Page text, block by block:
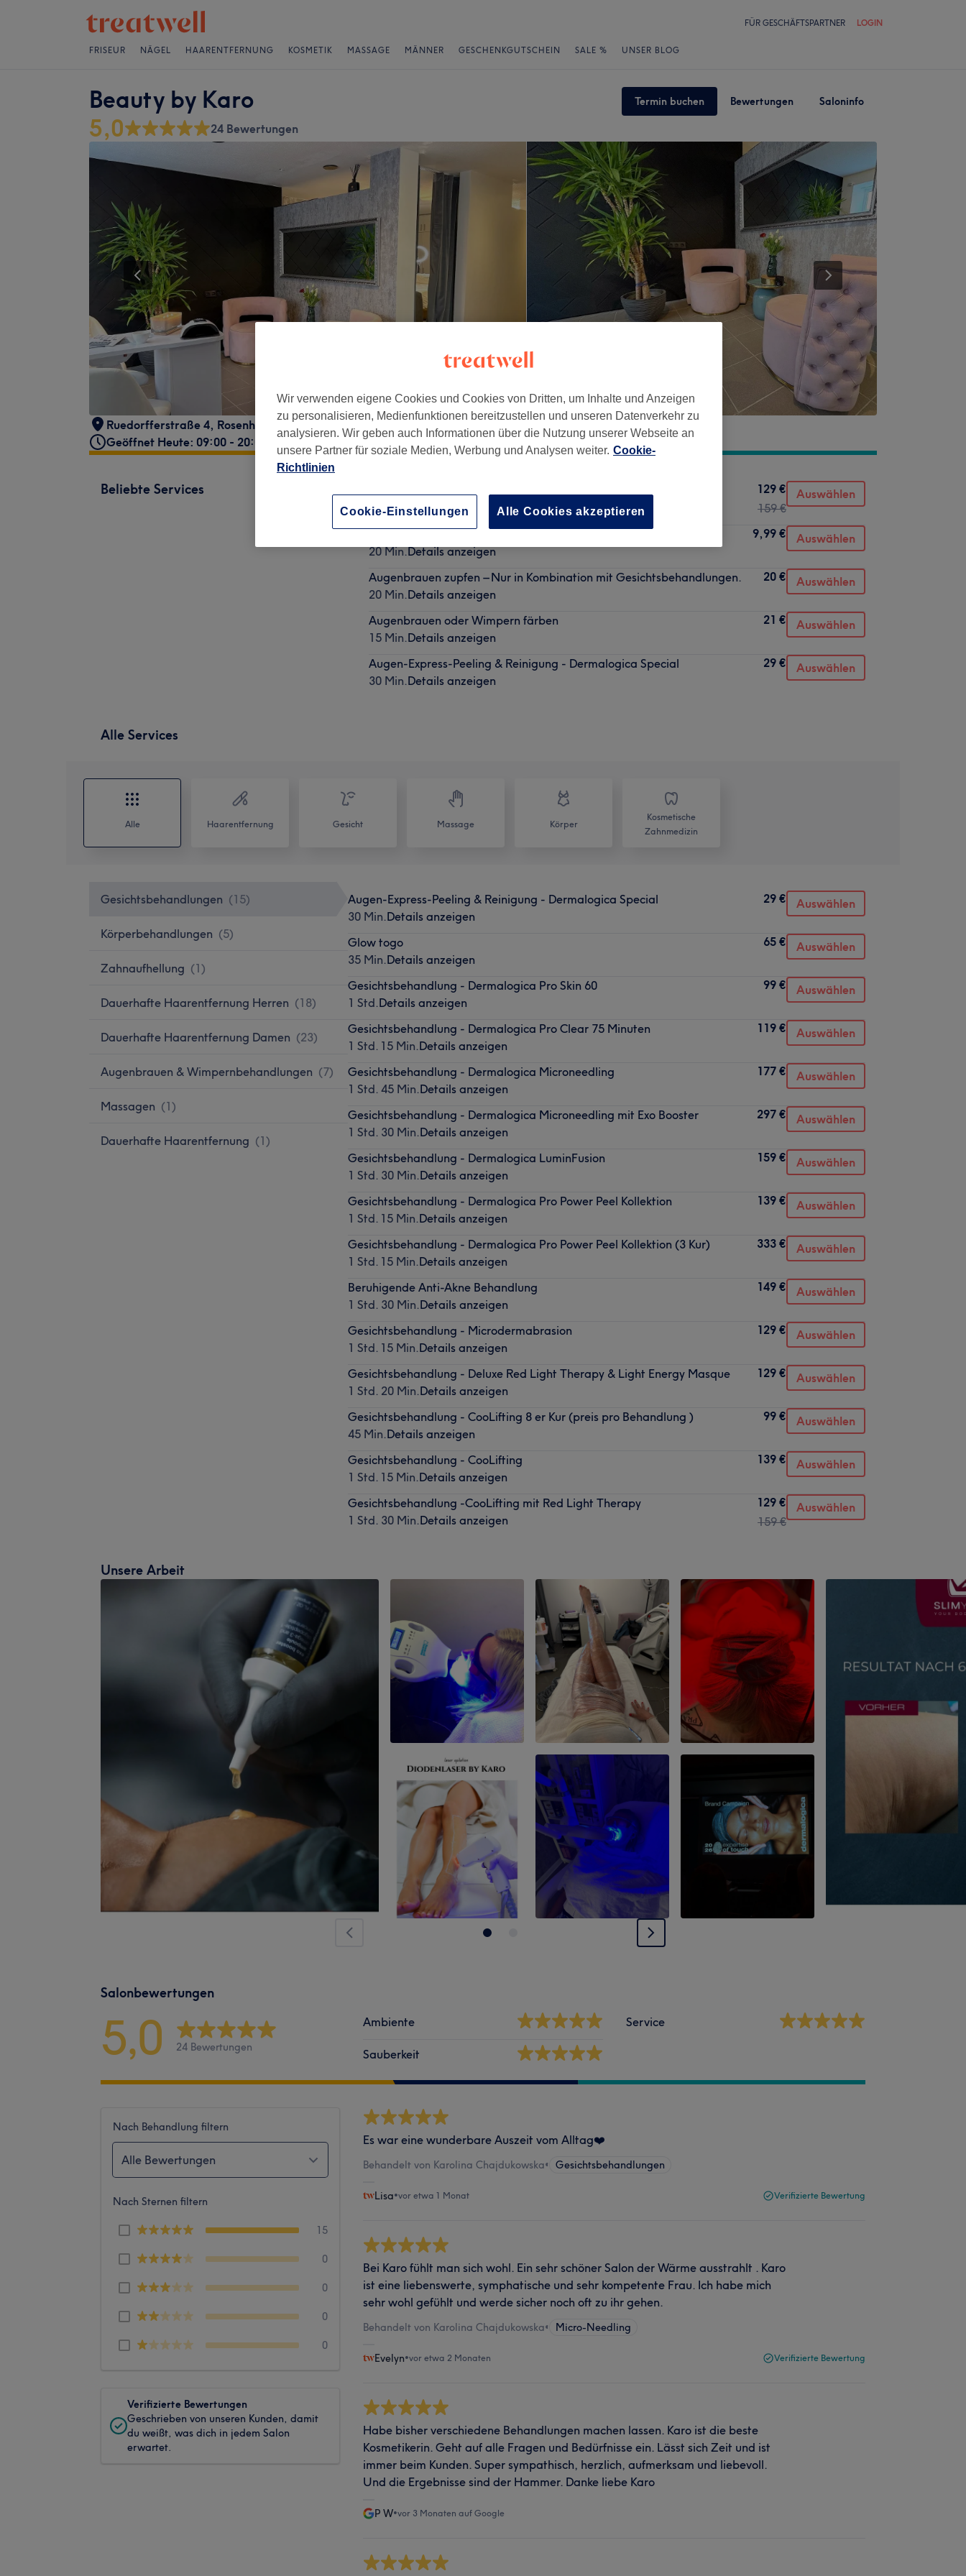
FÜR GESCHÄFTSPARTNER LOGIN
FRISEUR NÄGEL HAARENTFERNUNG KOSMETIK MASSAGE MÄNNER GESCHENKGUTSCHEIN SALE % UNSER BLOG
Beauty by Karo Termin buchen Bewertungen Saloninfo
5,0 24 Bewertungen
Ruedorfferstraße 4, Rosenheim , Germany, 83022
Geöffnet Heute: 09:00 - 20:00
Beliebte Services
1 Std. 30 Min.Details anzeigen
129 €
159 €
Auswählen
Beratung
20 Min.Details anzeigen
9,99 € Auswählen
Augenbrauen zupfen – Nur in Kombination mit Gesichtsbehandlungen.
20 Min.Details anzeigen
20 € Auswählen
Augenbrauen oder Wimpern färben
15 Min.Details anzeigen
21 € Auswählen
Augen-Express-Peeling & Reinigung - Dermalogica Special
30 Min.Details anzeigen
29 € Auswählen
Alle Services
Alle Haarentfernung Gesicht Massage Körper
Kosmetische
Zahnmedizin
Gesichtsbehandlungen (15)
Körperbehandlungen (5)
Zahnaufhellung (1)
Dauerhafte Haarentfernung Herren (18)
Dauerhafte Haarentfernung Damen (23)
Augenbrauen & Wimpernbehandlungen (7)
Massagen (1)
Dauerhafte Haarentfernung (1)
Augen-Express-Peeling & Reinigung - Dermalogica Special
30 Min.Details anzeigen
29 € Auswählen
Glow togo
35 Min.Details anzeigen
65 € Auswählen
Gesichtsbehandlung - Dermalogica Pro Skin 60
1 Std.Details anzeigen
99 € Auswählen
Gesichtsbehandlung - Dermalogica Pro Clear 75 Minuten
1 Std. 15 Min.Details anzeigen
119 € Auswählen
Gesichtsbehandlung - Dermalogica Microneedling
1 Std. 45 Min.Details anzeigen
177 € Auswählen
Gesichtsbehandlung - Dermalogica Microneedling mit Exo Booster
1 Std. 30 Min.Details anzeigen
297 € Auswählen
Gesichtsbehandlung - Dermalogica LuminFusion
1 Std. 30 Min.Details anzeigen
159 € Auswählen
Gesichtsbehandlung - Dermalogica Pro Power Peel Kollektion
1 Std. 15 Min.Details anzeigen
139 € Auswählen
Gesichtsbehandlung - Dermalogica Pro Power Peel Kollektion (3 Kur)
1 Std. 15 Min.Details anzeigen
333 € Auswählen
Beruhigende Anti-Akne Behandlung
1 Std. 30 Min.Details anzeigen
149 € Auswählen
Gesichtsbehandlung - Microdermabrasion
1 Std. 15 Min.Details anzeigen
129 € Auswählen
Gesichtsbehandlung - Deluxe Red Light Therapy & Light Energy Masque
1 Std. 20 Min.Details anzeigen
129 € Auswählen
Gesichtsbehandlung - CooLifting 8 er Kur (preis pro Behandlung )
45 Min.Details anzeigen
99 € Auswählen
Gesichtsbehandlung - CooLifting
1 Std. 15 Min.Details anzeigen
139 € Auswählen
Gesichtsbehandlung -CooLifting mit Red Light Therapy
1 Std. 30 Min.Details anzeigen
129 €
159 €
Auswählen
Unsere Arbeit
Salonbewertungen
5,0 24 Bewertungen
Ambiente
Sauberkeit
Service
Nach Behandlung filtern
Alle Bewertungen
Nach Sternen filtern
15
0
0
0
0
Verifizierte Bewertungen
Geschrieben von unseren Kunden, damit
du weißt, was dich in jedem Salon
erwartet.
Es war eine wunderbare Auszeit vom Alltag❤️
Behandelt von Karolina Chajdukowska• Gesichtsbehandlungen
Lisa•vor etwa 1 Monat Verifizierte Bewertung
Bei Karo fühlt man sich wohl. Ein sehr schöner Salon der Wärme ausstrahlt . Karo
ist eine liebenswerte, symphatische und sehr kompetente Frau. Ich habe mich
sehr wohl gefühlt und werde sicher noch oft zu ihr gehen.
Behandelt von Karolina Chajdukowska• Micro-Needling
Evelyn•vor etwa 2 Monaten Verifizierte Bewertung
Habe bisher verschiedene Behandlungen machen lassen. Karo ist die beste
Kosmetikerin. Geht auf alle Fragen und Bedürfnisse ein. Lässt sich Zeit und ist
immer beim Kunden. Super sympathisch, herzlich, aufmerksam und liebevoll.
Und die Ergebnisse sind der Hammer. Danke liebe Karo
P W•vor 3 Monaten auf Google
Wir verwenden eigene Cookies und Cookies von Dritten, um Inhalte und Anzeigen
zu personalisieren, Medienfunktionen bereitzustellen und unseren Datenverkehr zu
analysieren. Wir geben auch Informationen über die Nutzung unserer Webseite an
unsere Partner für soziale Medien, Werbung und Analysen weiter. Cookie-
Richtlinien
Cookie-Einstellungen Alle Cookies akzeptieren